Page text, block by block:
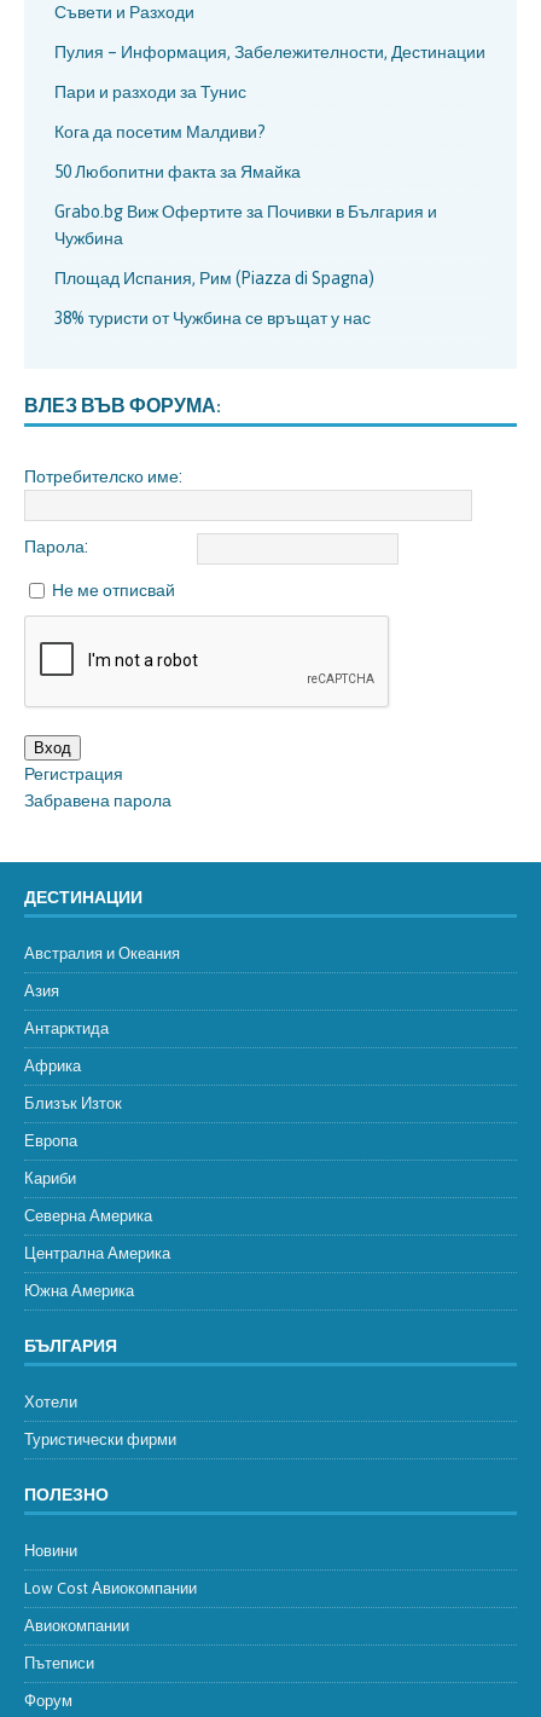
Съвети и Разходи
Пулия – Информация, Забележителности, Дестинации
Пари и разходи за Тунис
Кога да посетим Малдиви?
50 Любопитни факта за Ямайка
Grabo.bg Виж Офертите за Почивки в България и
Чужбина
Площад Испания, Рим (Piazza di Spagna)
38% туристи от Чужбина се връщат у нас
ВЛЕЗ ВЪВ ФОРУМА:
Потребителско име:
Парола:
Не ме отписвай
Вход
Регистрация
Забравена парола
ДЕСТИНАЦИИ
Австралия и Океания
Азия
Антарктида
Африка
Близък Изток
Европа
Кариби
Северна Америка
Централна Америка
Южна Америка
БЪЛГАРИЯ
Хотели
Туристически фирми
ПОЛЕЗНО
Новини
Low Cost Авиокомпании
Авиокомпании
Пътеписи
Форум